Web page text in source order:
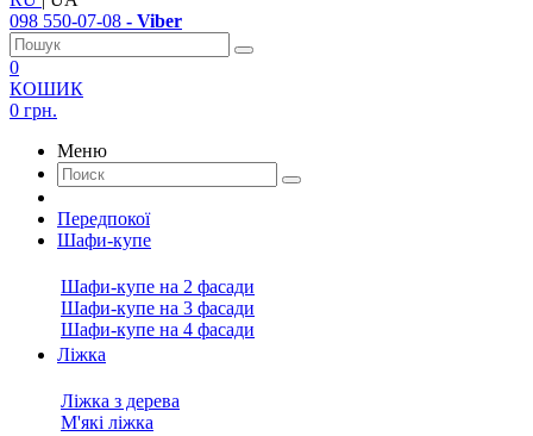
098 550-07-08 - Viber
0
КОШИК
0 грн.
Меню
Передпокої
Шафи-купе
Шафи-купе на 2 фасади
Шафи-купе на 3 фасади
Шафи-купе на 4 фасади
Ліжка
Ліжка з дерева
М'які ліжка